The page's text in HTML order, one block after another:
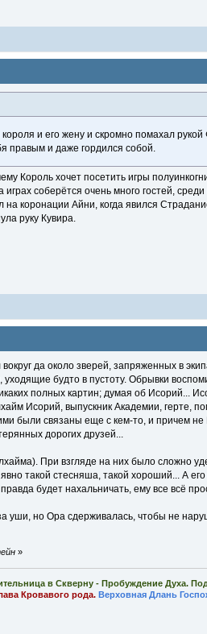
и его жену и скромно помахал
правым и даже гордился собой.
Король хочет посетить игры
соберётся очень много гостей,
на коронации Айни, когда явился
руку Кувира.
да около зверей, запряженных в
будто в пустоту. Обрывки
полных картин; думая об Исорий...
Исорий, выпускник Академии, герте,
были связаны еще с кем-то, и причем
дорогих друзей...
При взгляде на них было сложно
такой стесняша, такой хороший... А
будет нахальничать, ему все всё
уши, но Ора сдерживалась, чтобы не
»
в Скверну - Пробуждение Духа.
Кровавого рода.Верховная Длань